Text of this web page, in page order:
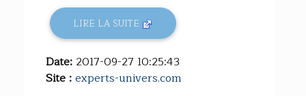
LIRE LA SUITE
Date: 2017-09-27 10:25:43
Site :experts-univers.com